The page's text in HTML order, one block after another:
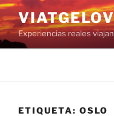
Saltar
al
contenido
Experiencias reales
ETIQUETA: OSLO